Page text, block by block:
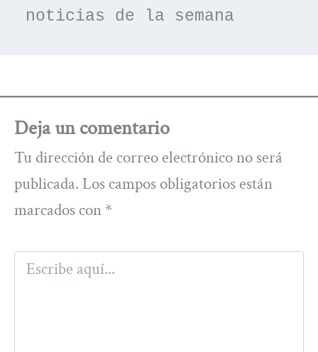
noticias de la semana
Deja un comentario
Tu dirección de correo electrónico no será
publicada. Los campos obligatorios están
marcados con *
aquí...